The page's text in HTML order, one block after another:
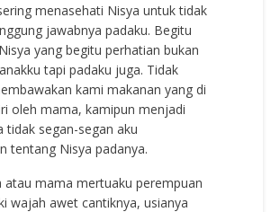
menasehati Nisya untuk tidak
jawabnya padaku. Begitu
yang begitu perhatian bukan
tapi padaku juga. Tidak
kami makanan yang di
oleh mama, kamipun menjadi
tidak segan-segan aku
tentang Nisya padanya.
atau mama mertuaku perempuan
wajah awet cantiknya, usianya